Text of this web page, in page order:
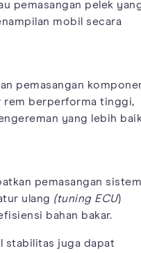
pemasangan pelek
mobil secara
pemasangan
rem berperforma tinggi,
yang lebih
pemasangan sistem
ulang (tuning ECU)
bahan bakar.
stabilitas juga dapat